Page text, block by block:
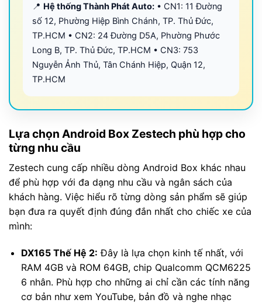
📍 Hệ thống Thành Phát Auto: • CN1: 11 Đường
số 12, Phường Hiệp Bình Chánh, TP. Thủ Đức,
TP.HCM • CN2: 24 Đường D5A, Phường Phước
Long B, TP. Thủ Đức, TP.HCM • CN3: 753
Nguyễn Ảnh Thủ, Tân Chánh Hiệp, Quận 12,
TP.HCM
Lựa chọn Android Box Zestech phù hợp cho
từng nhu cầu
Zestech cung cấp nhiều dòng Android Box khác nhau
để phù hợp với đa dạng nhu cầu và ngân sách của
khách hàng. Việc hiểu rõ từng dòng sản phẩm sẽ giúp
bạn đưa ra quyết định đúng đắn nhất cho chiếc xe của
mình:
DX165 Thế Hệ 2: Đây là lựa chọn kinh tế nhất, với
RAM 4GB và ROM 64GB, chip Qualcomm QCM6225
6 nhân. Phù hợp cho những ai chỉ cần các tính năng
cơ bản như xem YouTube, bản đồ và nghe nhạc